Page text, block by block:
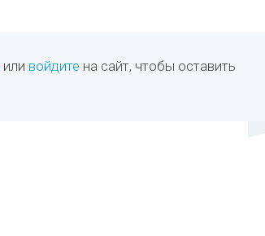
или войдите на сайт, чтобы оставить